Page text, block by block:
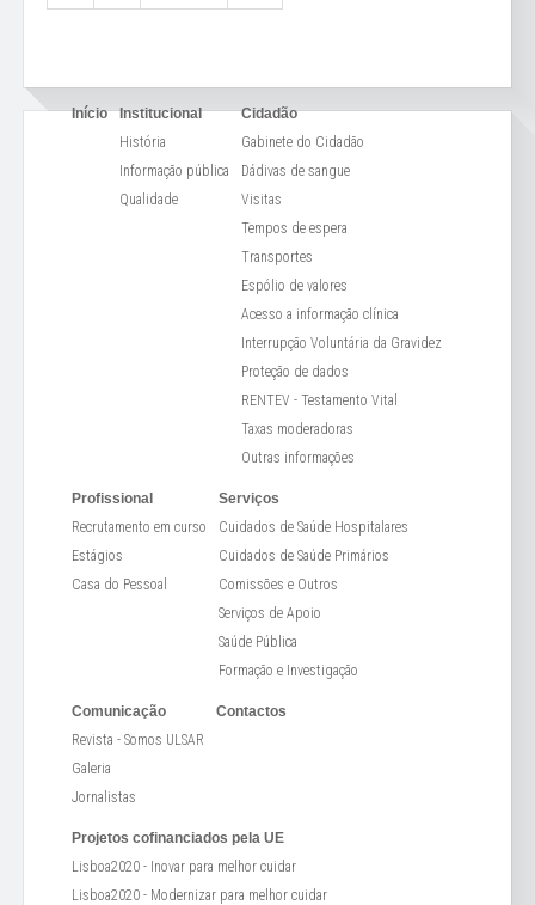
Início
Institucional
História
Informação pública
Qualidade
Cidadão
Gabinete do Cidadão
Dádivas de sangue
Visitas
Tempos de espera
Transportes
Espólio de valores
Acesso a informação clínica
Interrupção Voluntária da Gravidez
Proteção de dados
RENTEV - Testamento Vital
Taxas moderadoras
Outras informações
Profissional
Recrutamento em curso
Estágios
Casa do Pessoal
Serviços
Cuidados de Saúde Hospitalares
Cuidados de Saúde Primários
Comissões e Outros
Serviços de Apoio
Saúde Pública
Formação e Investigação
Comunicação
Revista - Somos ULSAR
Galeria
Jornalistas
Contactos
Projetos cofinanciados pela UE
Lisboa2020 - Inovar para melhor cuidar
Lisboa2020 - Modernizar para melhor cuidar